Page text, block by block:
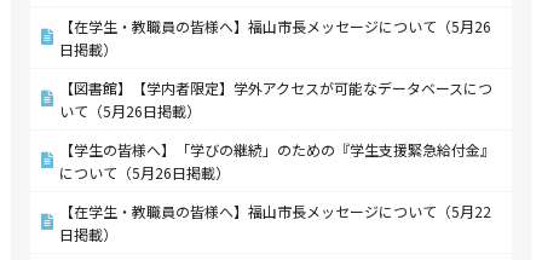
【在学生・教職員の皆様へ】福山市長メッセージについて（5月26
日掲載）
【図書館】【学内者限定】学外アクセスが可能なデータベースにつ
いて（5月26日掲載）
【学生の皆様へ】「学びの継続」のための『学生支援緊急給付金』
について（5月26日掲載）
【在学生・教職員の皆様へ】福山市長メッセージについて（5月22
日掲載）